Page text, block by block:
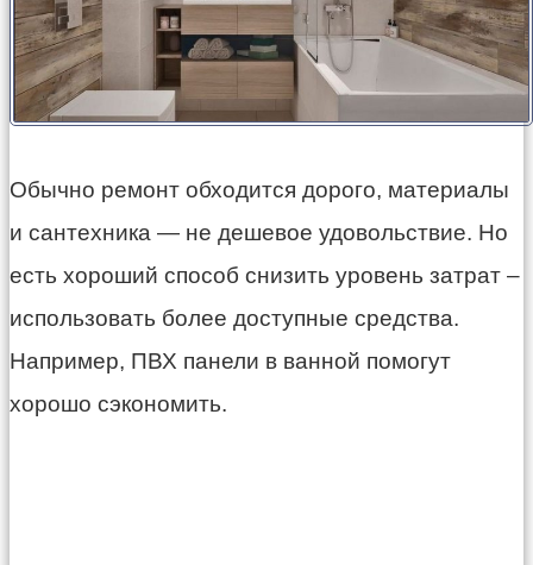
Обычно ремонт обходится дорого, материалы
и сантехника — не дешевое удовольствие. Но
есть хороший способ снизить уровень затрат –
использовать более доступные средства.
Например, ПВХ панели в ванной помогут
хорошо сэкономить.